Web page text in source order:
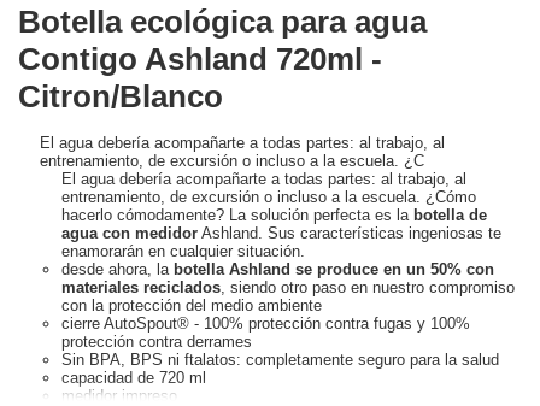
Botella ecológica para agua
Contigo Ashland 720ml -
Citron/Blanco
El agua debería acompañarte a todas partes: al trabajo, al
entrenamiento, de excursión o incluso a la escuela. ¿C
El agua debería acompañarte a todas partes: al trabajo, al
entrenamiento, de excursión o incluso a la escuela. ¿Cómo
hacerlo cómodamente? La solución perfecta es la botella de
agua con medidor Ashland. Sus características ingeniosas te
enamorarán en cualquier situación.
desde ahora, la botella Ashland se produce en un 50% con
materiales reciclados , siendo otro paso en nuestro compromiso
con la protección del medio ambiente
cierre AutoSpout® - 100% protección contra fugas y 100%
protección contra derrames
Sin BPA, BPS ni ftalatos: completamente seguro para la salud
capacidad de 720 ml
medidor impreso